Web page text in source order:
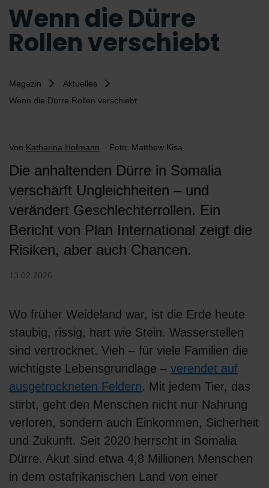
Wenn die Dürre
Rollen verschiebt
Magazin
Aktuelles
Wenn die Dürre Rollen verschiebt
Von Katharina Hofmann Foto: Matthew Kisa
Die anhaltenden Dürre in Somalia
verschärft Ungleichheiten – und
verändert Geschlechterrollen. Ein
Bericht von Plan International zeigt die
Risiken, aber auch Chancen.
13.02.2026
Wo früher Weideland war, ist die Erde heute
staubig, rissig, hart wie Stein. Wasserstellen
sind vertrocknet. Vieh – für viele Familien die
wichtigste Lebensgrundlage – verendet auf
ausgetrockneten Feldern. Mit jedem Tier, das
stirbt, geht den Menschen nicht nur Nahrung
verloren, sondern auch Einkommen, Sicherheit
und Zukunft. Seit 2020 herrscht in Somalia
Dürre. Akut sind etwa 4,8 Millionen Menschen
in dem ostafrikanischen Land von einer